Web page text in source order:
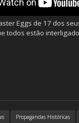
Eggs de 17 dos
todos estão
Propagandas Históricas